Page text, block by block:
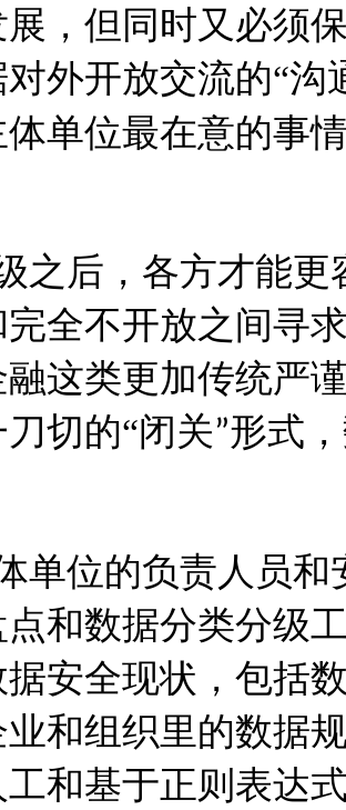
，但同时又必须
外开放交流的“沟
单位最在意的事
之后，各方才能
全不开放之间寻
这类更加传统严
切的“闭关”形式
单位的负责人员
和数据分类分级
安全现状，包括
和组织里的数据
和基于正则表达